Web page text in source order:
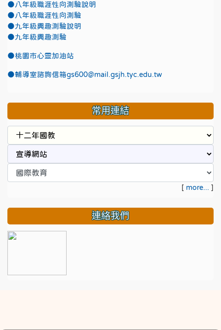
●八年級職涯性向測驗說明
●八年級職涯性向測驗
●九年級興趣測驗說明
●九年級興趣測驗
●桃園市心靈加油站
●輔導室諮詢信箱gs600@mail.gsjh.tyc.edu.tw
常用連結
[ more... ]
連絡我們